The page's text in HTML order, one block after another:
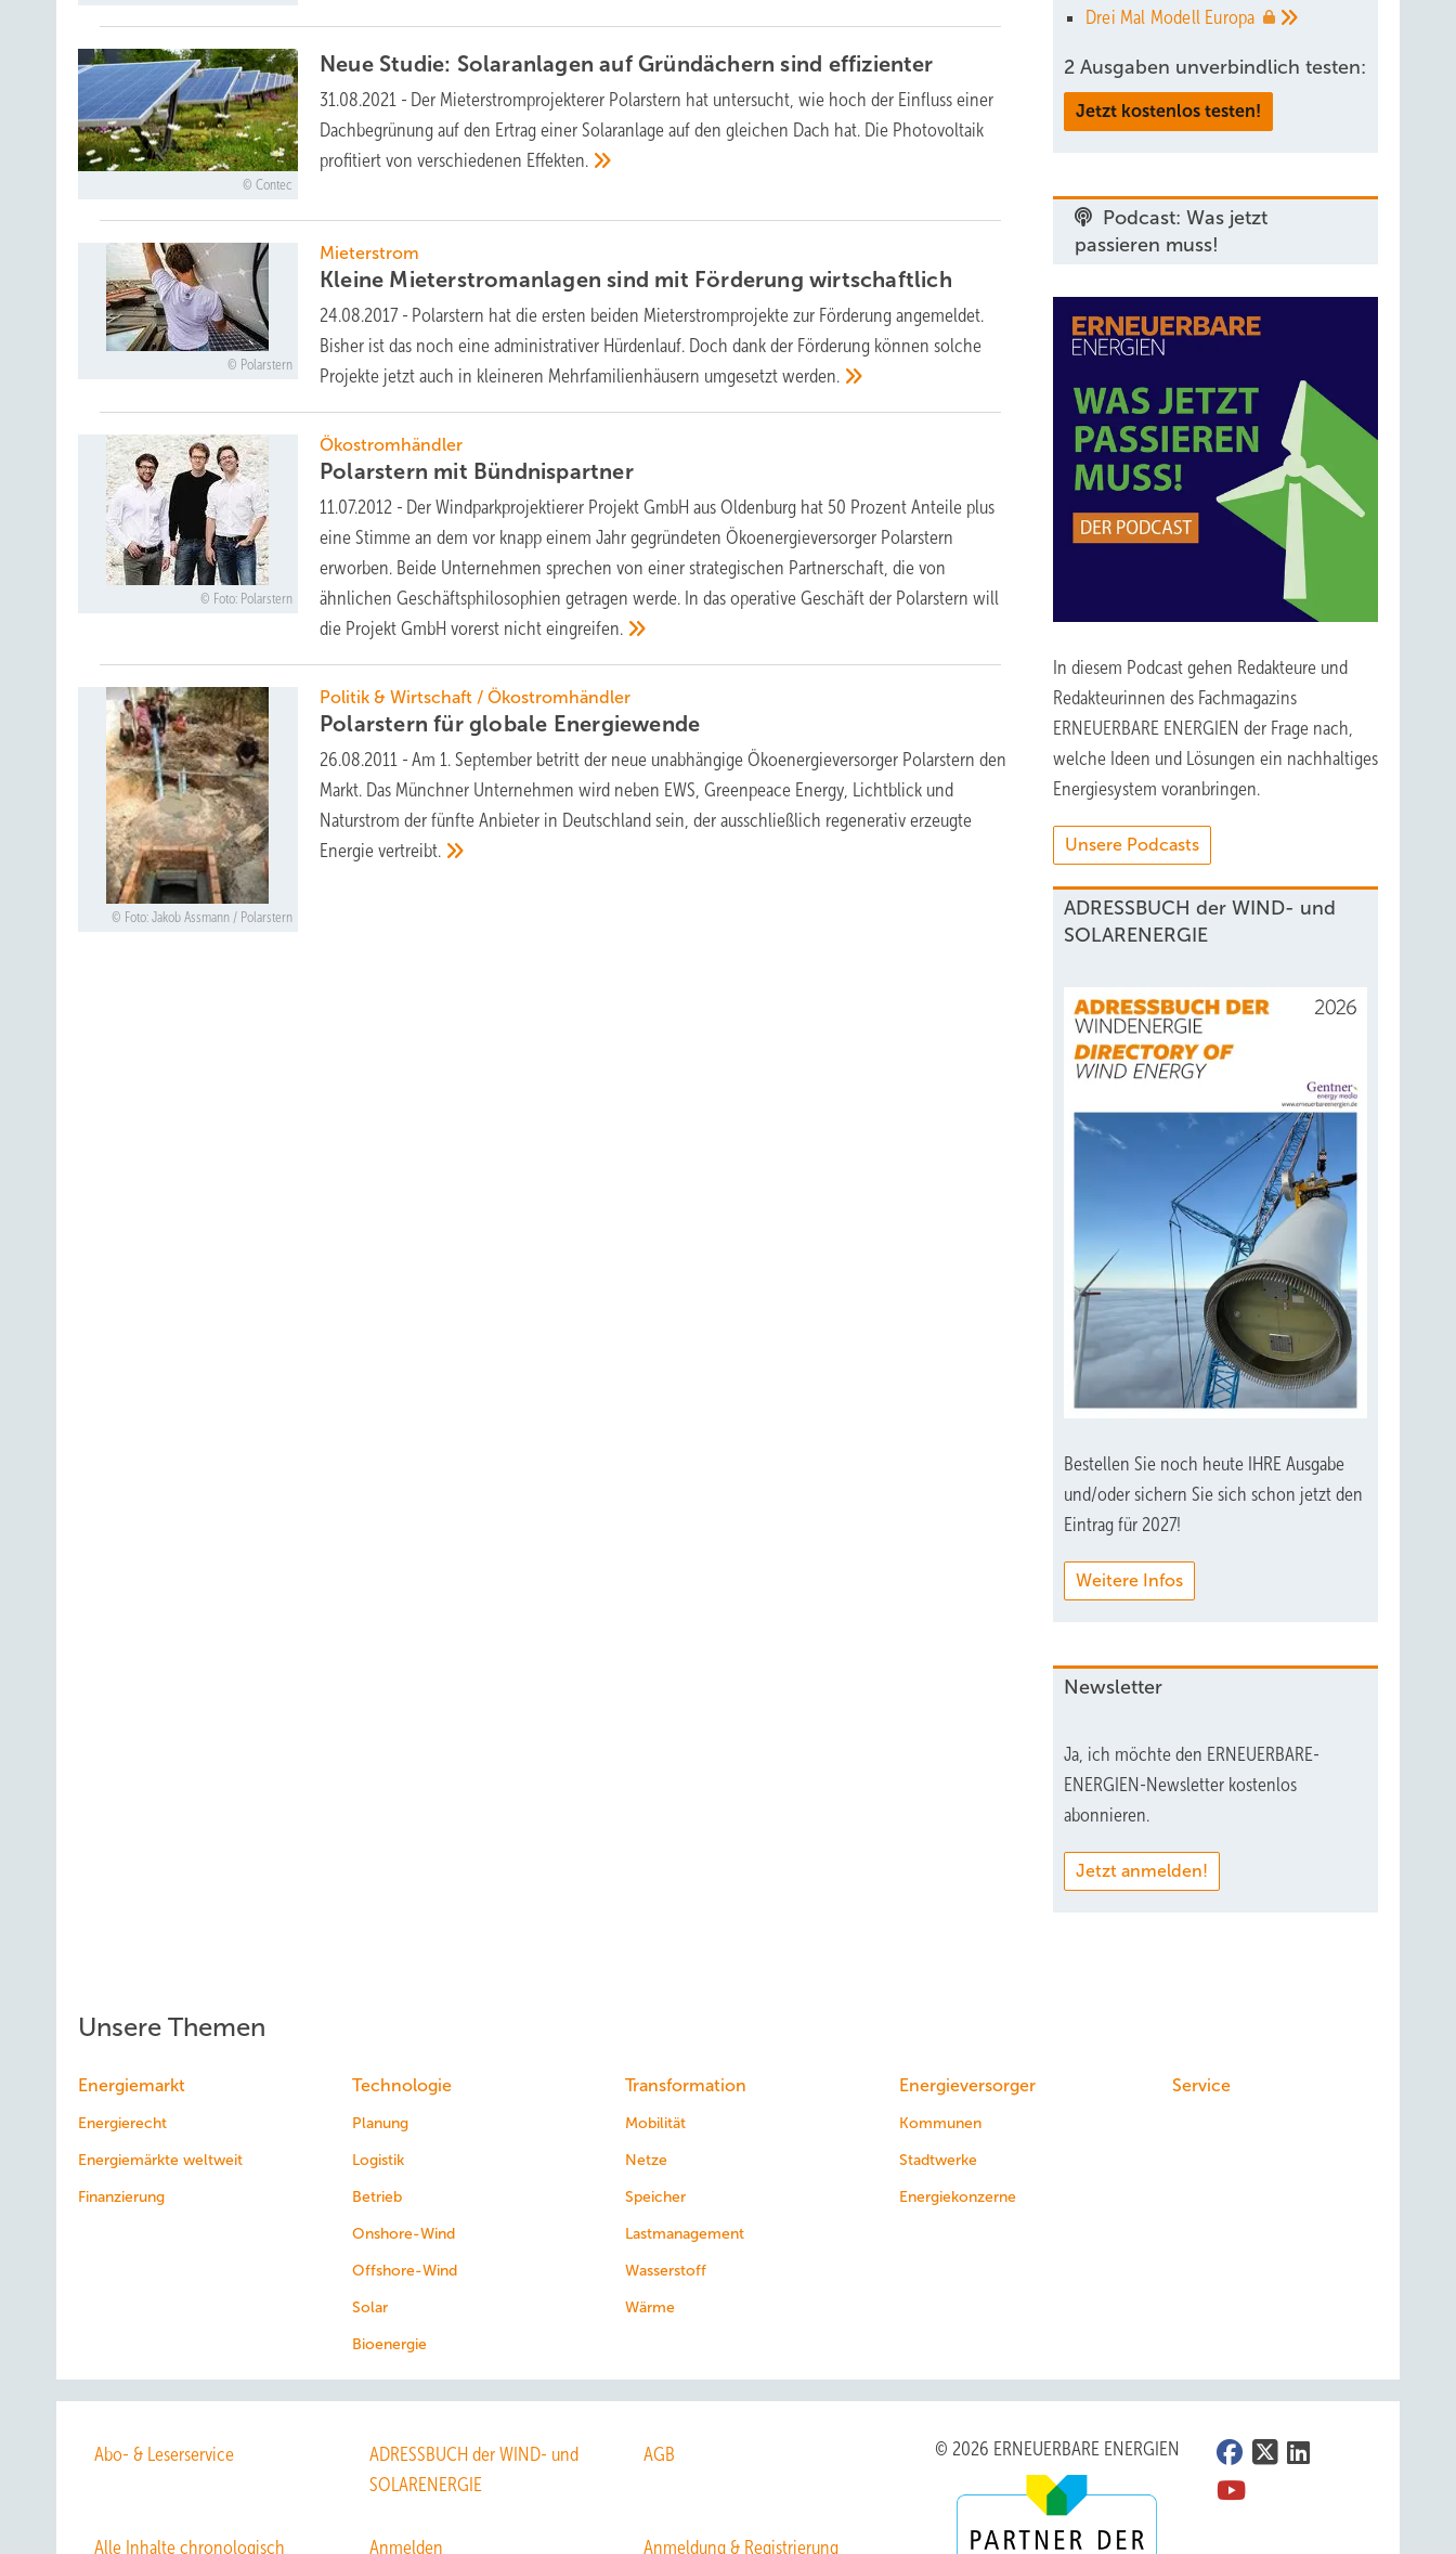
Contec
Neue Studie: Solaranlagen auf Gründächern sind effizienter
31.08.2021 - Der Mieterstromprojekterer Polarstern hat untersucht, wie hoch der Einfluss einer
Dachbegrünung auf den Ertrag einer Solaranlage auf den gleichen Dach hat. Die Photovoltaik
profitiert von verschiedenen Effekten.
Polarstern
Mieterstrom
Kleine Mieterstromanlagen sind mit Förderungwirtschaftlich
24.08.2017 - Polarstern hat die ersten beiden Mieterstromprojekte zur Förderung angemeldet.
Bisher ist das noch eine administrativer Hürdenlauf. Doch dank der Förderung können solche
Projekte jetzt auch in kleineren Mehrfamilienhäusern umgesetztwerden.
Foto: Polarstern
Ökostromhändler
Polarstern mit Bündnispartner
11.07.2012 - Der Windparkprojektierer Projekt GmbH aus Oldenburg hat 50 Prozent Anteile plus
eine Stimme an dem vor knapp einem Jahr gegründeten Ökoenergieversorger Polarstern
erworben. Beide Unternehmen sprechen von einer strategischen Partnerschaft, die von
ähnlichen Geschäftsphilosophien getragen werde. In das operative Geschäft der Polarstern will
die Projekt GmbH vorerst nichteingreifen.
Foto: Jakob Assmann / Polarstern
Politik & Wirtschaft / Ökostromhändler
Polarstern für globale Energiewende
26.08.2011 - Am 1. September betritt der neue unabhängige Ökoenergieversorger Polarstern den
Markt. Das Münchner Unternehmen wird neben EWS, Greenpeace Energy, Lichtblick und
Naturstrom der fünfte Anbieter in Deutschland sein, der ausschließlich regenerativ erzeugte
Energievertreibt.
Drei Mal Modell Europa
2 Ausgaben unverbindlich testen:
Jetzt kostenlos testen!
Podcast: Was jetzt
passieren muss!
In diesem Podcast gehen Redakteure und
Redakteurinnen des Fachmagazins
ERNEUERBARE ENERGIEN der Frage nach,
welche Ideen und Lösungen ein nachhaltiges
Energiesystem voranbringen.
Unsere Podcasts
ADRESSBUCH der WIND- und
SOLARENERGIE
Bestellen Sie noch heute IHRE Ausgabe
und/oder sichern Sie sich schon jetzt den
Eintrag für 2027!
Weitere Infos
Newsletter
Ja, ich möchte den ERNEUERBARE-
ENERGIEN-Newsletter kostenlos
abonnieren.
Jetzt anmelden!
Unsere Themen
Energiemarkt
Energierecht
Energiemärkte weltweit
Finanzierung
Technologie
Planung
Logistik
Betrieb
Onshore-Wind
Offshore-Wind
Solar
Bioenergie
Transformation
Mobilität
Netze
Speicher
Lastmanagement
Wasserstoff
Wärme
Energieversorger
Kommunen
Stadtwerke
Energiekonzerne
Service
Abo- & Leserservice
ADRESSBUCH der WIND- und
SOLARENERGIE
AGB
Alle Inhalte chronologisch Anmelden Anmeldung & Registrierung
© 2026 ERNEUERBARE ENERGIEN